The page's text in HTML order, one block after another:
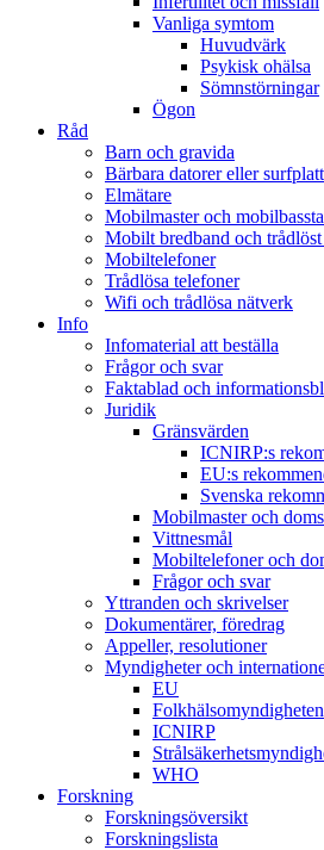
Vanliga symtom
Huvudvärk
Psykisk ohälsa
Sömnstörningar
Ögon
Råd
Barn och gravida
Bärbara datorer eller
Elmätare
Mobilmaster och
Mobilt bredband och
Mobiltelefoner
Trådlösa telefoner
Wifi och trådlösa nätverk
Info
Infomaterial att beställa
Frågor och svar
Faktablad och
Juridik
Gränsvärden
ICNIRP:s
EU:s
Svenska
Mobilmaster och
Vittnesmål
Mobiltelefoner och
Frågor och svar
Yttranden och skrivelser
Dokumentärer, föredrag
Appeller, resolutioner
Myndigheter och
EU
Folkhälsomyndigheten
ICNIRP
WHO
Forskning
Forskningsöversikt
Forskningslista